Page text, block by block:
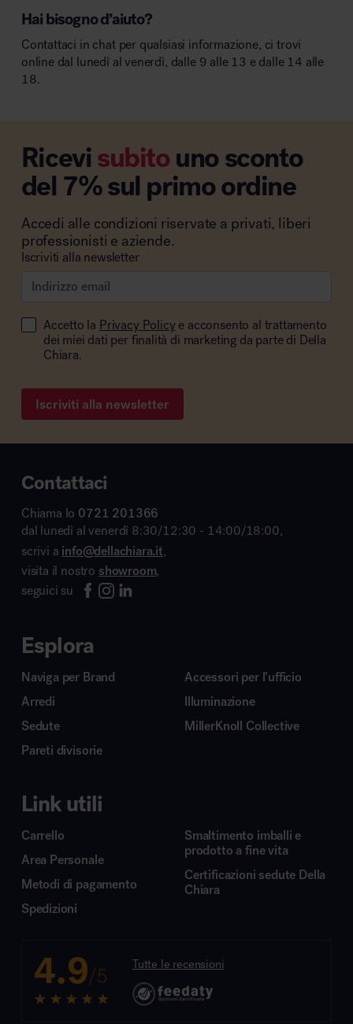
Hai bisogno d’aiuto?
Contattaci in chat per qualsiasi informazione, ci trovi
online dal lunedì al venerdì, dalle 9 alle 13 e dalle 14 alle
18.
Ricevisubitouno sconto
del 7% sul primo ordine
Accedi alle condizioni riservate a privati, liberi
professionisti e aziende.
Iscriviti alla newsletter
Accetto la Privacy Policy e acconsento al trattamento
dei miei dati per finalità di marketing da parte di Della
Chiara.
Iscriviti alla newsletter
Contattaci
Chiama lo 0721 201366
dal lunedì al venerdì 8:30/12:30 - 14:00/18:00,
scrivi a info@dellachiara.it,
visita il nostro showroom,
seguici su
Esplora
Naviga per Brand
Arredi
Sedute
Pareti divisorie
Accessori per l’ufficio
Illuminazione
MillerKnoll Collective
Link utili
Carrello
Area Personale
Metodi di pagamento
Spedizioni
Smaltimento imballi e
prodotto a fine vita
Certificazioni sedute Della
Chiara
4.9/5 Tutte le recensioni